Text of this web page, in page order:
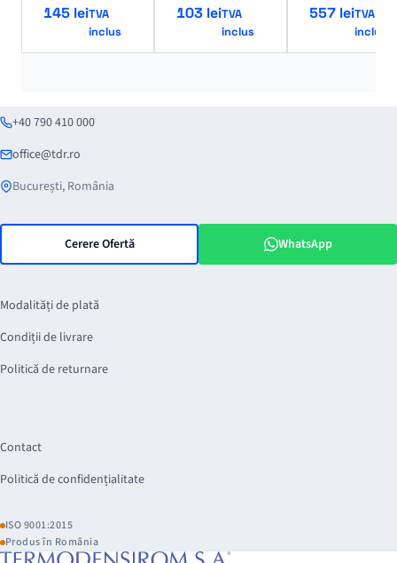
145 leiTVA
inclus
103 leiTVA
inclus
557 leiTVA
inclus
+40 790 410 000
office@tdr.ro
București, România
Cerere Ofertă WhatsApp
Modalități de plată
Condiții de livrare
Politică de returnare
Contact
Politică de confidențialitate
ISO 9001:2015
Produs în România